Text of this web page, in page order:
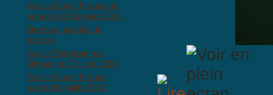
Article Ouest France du
vendredi 10 janvier 2014
Derniers articles de
presse
Article Télégramme
Dimanche 7 juillet 2013
Article Ouest France
samedi 6 juillet 2013